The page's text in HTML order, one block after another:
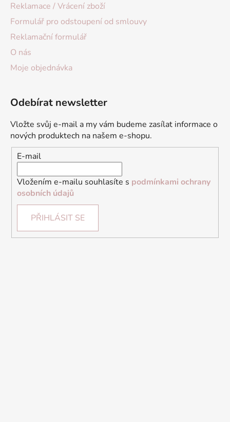
Reklamace / Vrácení zboží
Formulář pro odstoupení od smlouvy
Reklamační formulář
O nás
Moje objednávka
Odebírat newsletter
Vložte svůj e-mail a my vám budeme zasílat informace o
nových produktech na našem e-shopu.
E-mail
Vložením e-mailu souhlasíte s podmínkami ochrany
osobních údajů
PŘIHLÁSIT SE